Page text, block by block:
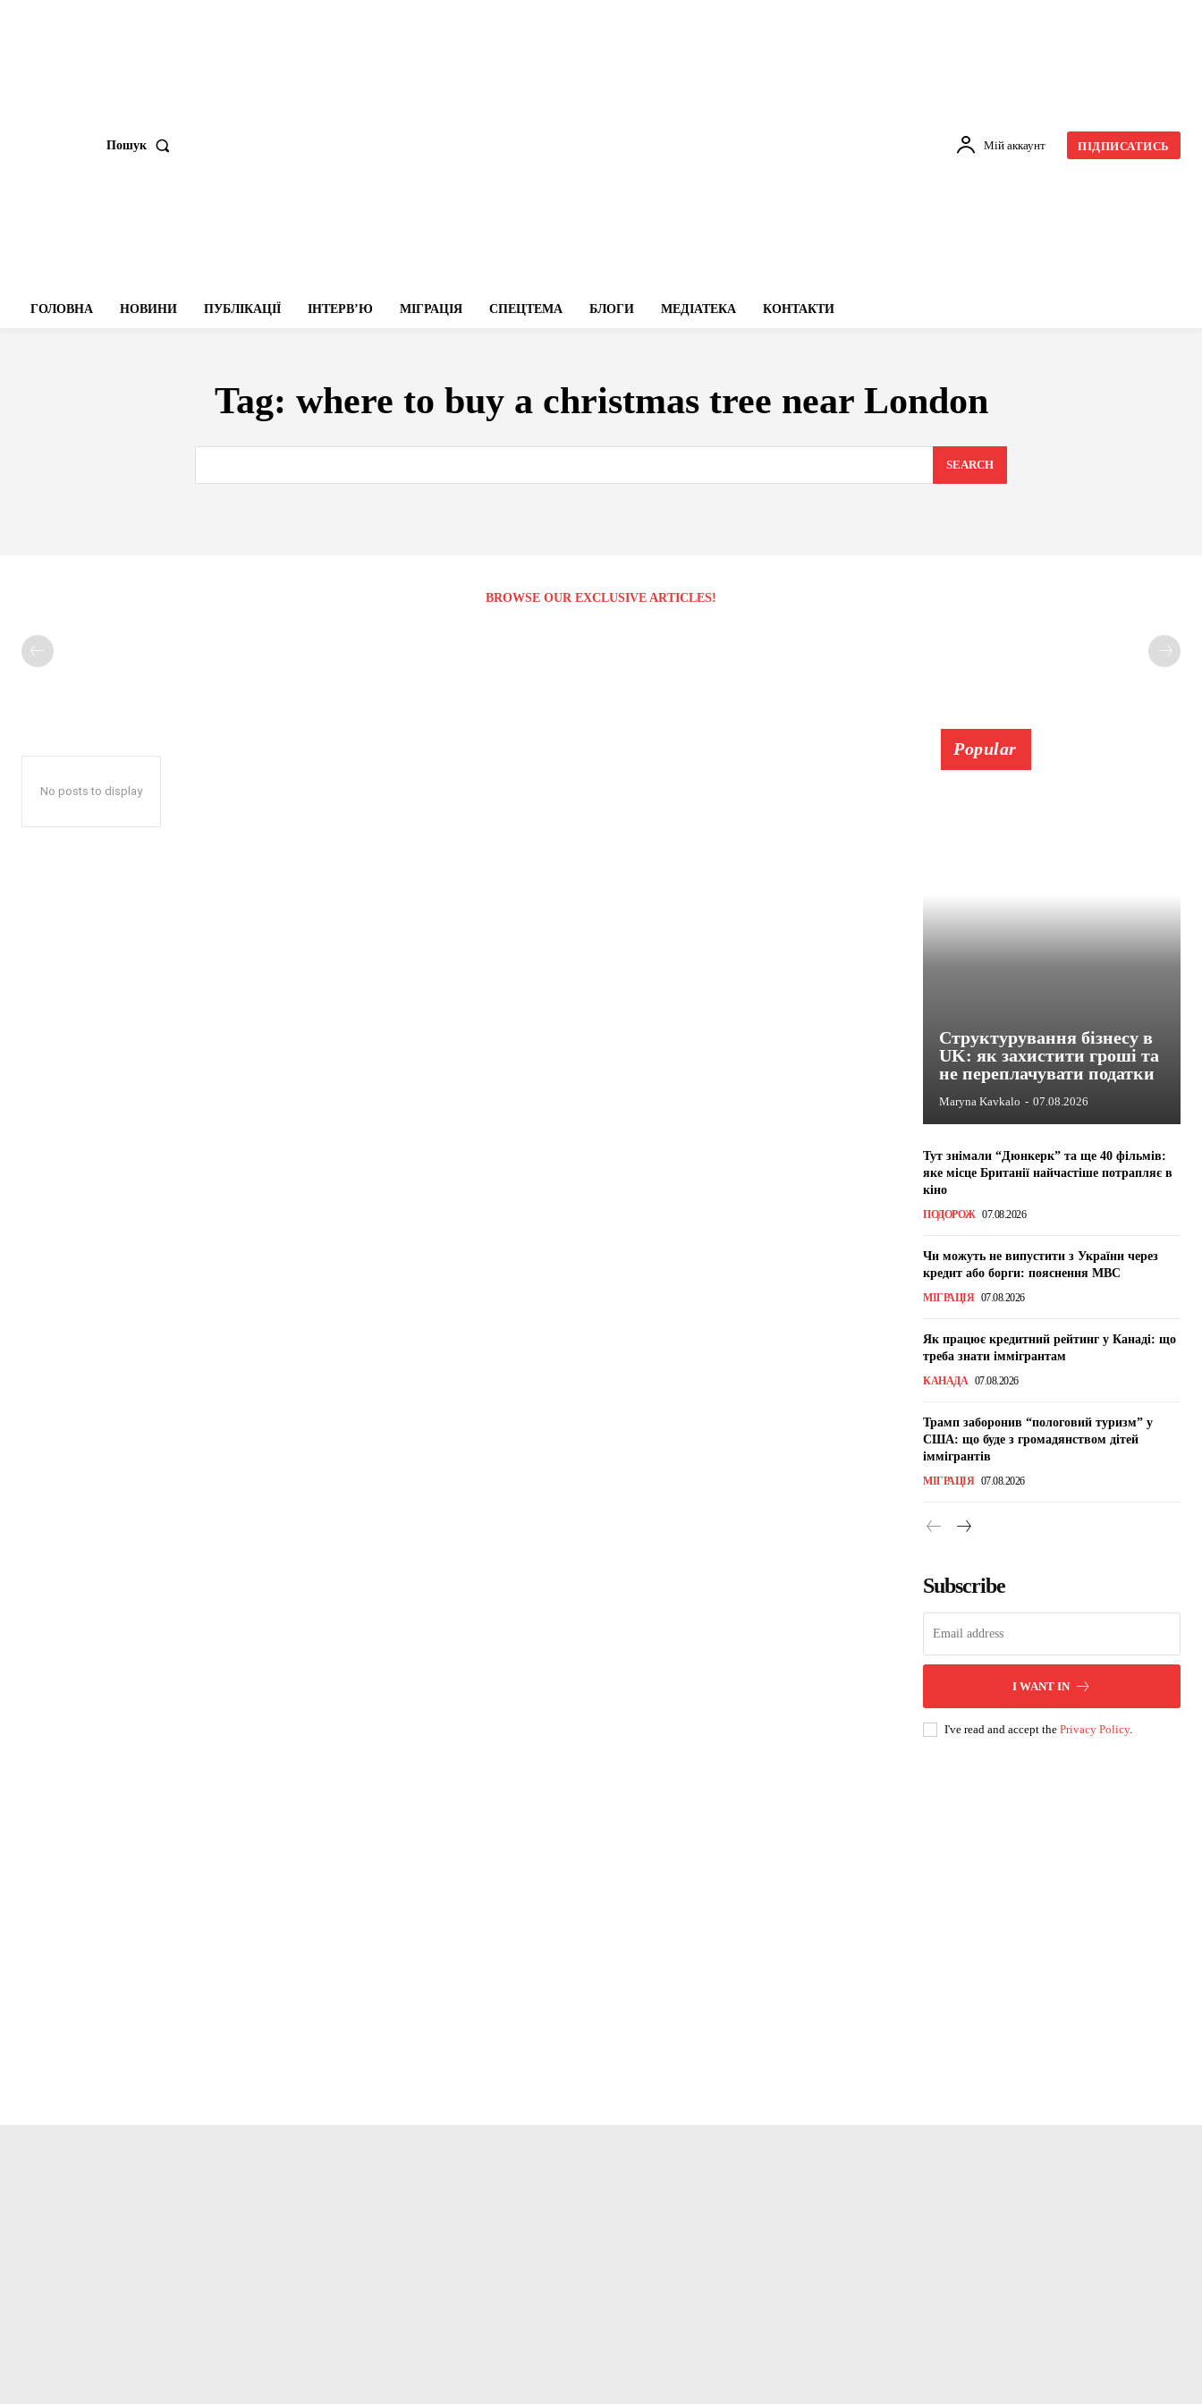
Пошук Мій аккаунт ПІДПИСАТИСЬ
ГОЛОВНА НОВИНИ ПУБЛІКАЦІЇ ІНТЕРВʼЮ МІГРАЦІЯ СПЕЦТЕМА БЛОГИ МЕДІАТЕКА КОНТАКТИ
Tag: where to buy a christmas tree near London
SEARCH
BROWSE OUR EXCLUSIVE ARTICLES!
No posts to display
Popular
Структурування бізнесу в
UK: як захистити гроші та
не переплачувати податки
Maryna Kavkalo - 07.08.2026
Тут знімали “Дюнкерк” та ще 40 фільмів:
яке місце Британії найчастіше потрапляє в
кіно
ПОДОРОЖ 07.08.2026
Чи можуть не випустити з України через
кредит або борги: пояснення МВС
МІГРАЦІЯ 07.08.2026
Як працює кредитний рейтинг у Канаді: що
треба знати іммігрантам
КАНАДА 07.08.2026
Трамп заборонив “пологовий туризм” у
США: що буде з громадянством дітей
іммігрантів
МІГРАЦІЯ 07.08.2026
Subscribe
I WANT IN
I've read and accept the Privacy Policy.